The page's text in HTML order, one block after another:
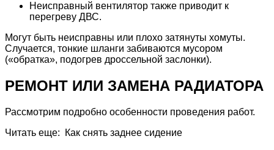
Неисправный вентилятор также приводит к
перегреву ДВС.
Могут быть неисправны или плохо затянуты хомуты.
Случается, тонкие шланги забиваются мусором
(«обратка», подогрев дроссельной заслонки).
РЕМОНТ ИЛИ ЗАМЕНА РАДИАТОРА
Рассмотрим подробно особенности проведения работ.
Читать еще: Как снять заднее сидение